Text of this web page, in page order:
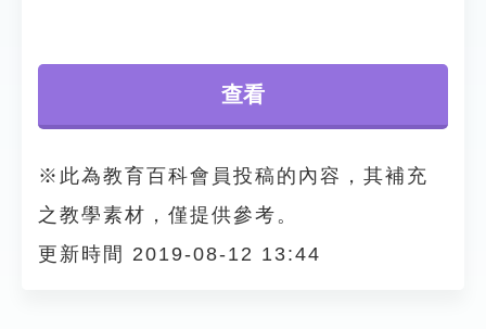
查看
※此為教育百科會員投稿的內容，其補充
之教學素材，僅提供參考。
更新時間 2019-08-12 13:44